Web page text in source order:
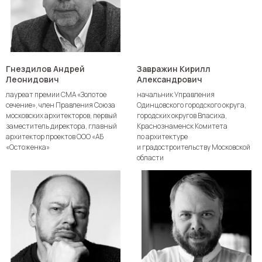
Гнездилов Андрей
Леонидович
лауреат премии СМА «Золотое
сечение», член Правления Союза
московских архитекторов, первый
заместитель директора, главный
архитектор проектов ООО «АБ
«Остоженка»
Завражин Кирилл
Александрович
начальник Управления
Одинцовского городского округа,
городских округов Власиха,
Краснознаменск Комитета
по архитектуре
и градостроительству Московской
области